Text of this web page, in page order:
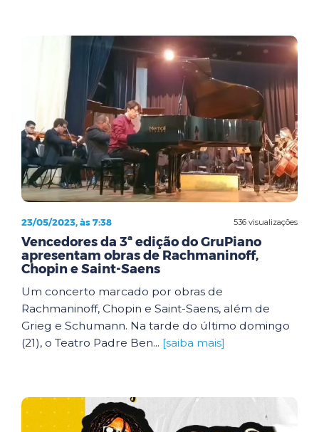
536 visualizações
23/05/2023, às 7:38
Vencedores da 3ª edição do GruPiano
apresentam obras de Rachmaninoff,
Chopin e Saint-Saens
Um concerto marcado por obras de
Rachmaninoff, Chopin e Saint-Saens, além de
Grieg e Schumann. Na tarde do último domingo
(21), o Teatro Padre Ben... [saiba mais]